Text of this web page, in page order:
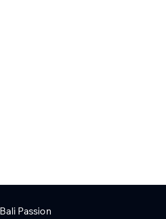
Bali Passion